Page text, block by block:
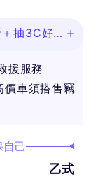
抽3C好
援服務
價車須搭售竊
自己
乙式